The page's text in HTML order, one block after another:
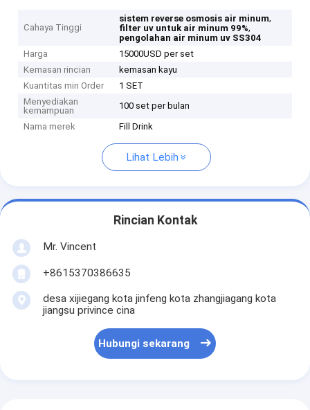
Cahaya Tinggi
sistem reverse osmosis air minum,
filter uv untuk air minum 99%,
pengolahan air minum uv SS304
Harga
15000USD per set
Kemasan rincian
kemasan kayu
Kuantitas min Order
1 SET
Menyediakan
kemampuan
100 set per bulan
Nama merek
Fill Drink
Lihat Lebih
Rincian Kontak
Mr. Vincent
+8615370386635
desa xijiegang kota jinfeng kota zhangjiagang kota
jiangsu privince cina
Hubungi sekarang